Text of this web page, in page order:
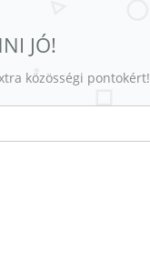
JÓ!
közösségi pontokért!